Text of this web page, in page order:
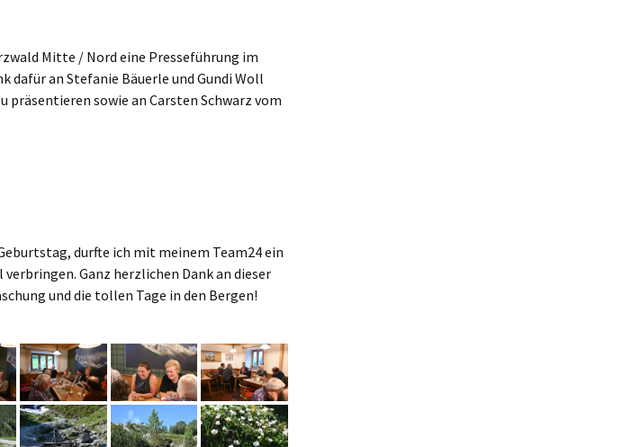
Mitte / Nord eine Presseführung im
dafür an Stefanie Bäuerle und Gundi Woll
sowie an Carsten Schwarz vom
durfte ich mit meinem Team24 ein
Ganz herzlichen Dank an dieser
und die tollen Tage in den Bergen!